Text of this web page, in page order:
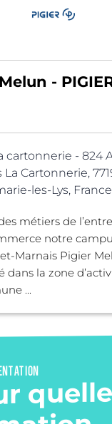
-
cartonnerie - 824
La Cartonnerie,
les-Lys, France
métiers de
notre
Marnais Pigier
dans la zone
...
quelle